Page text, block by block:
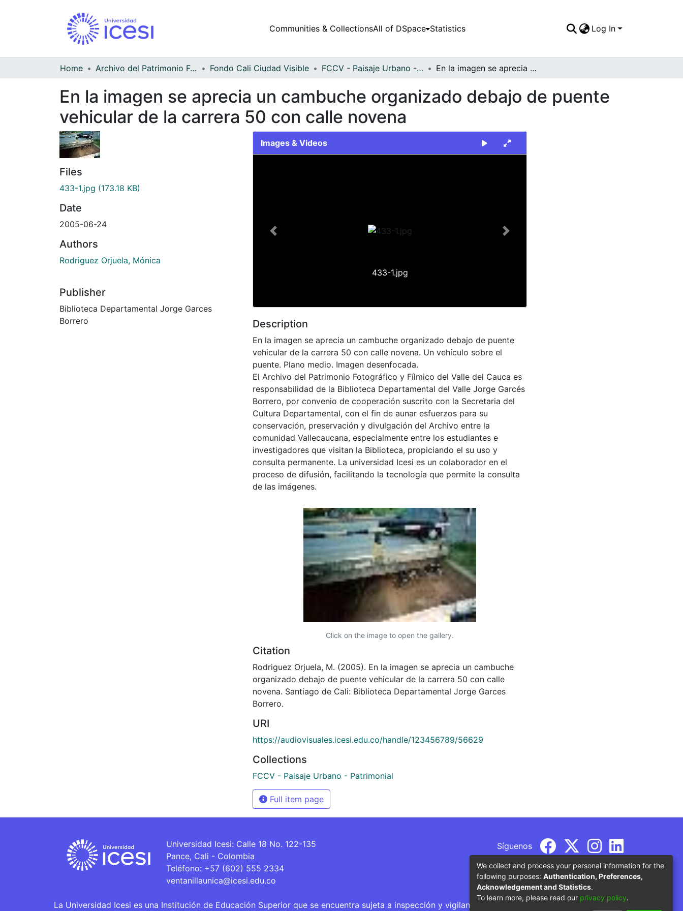
Communities & CollectionsAll of DSpace Statistics Log In
Home Archivo del Patrimonio Fotográfico y Fílmico del Valle del Cauca Fondo Cali Ciudad Visible FCCV - Paisaje Urbano - Patrimonial En la imagen se aprecia un cambuche organizado debajo de puente vehicular de la carrera 50 con calle novena
En la imagen se aprecia un cambuche organizado debajo de puente
vehicular de la carrera 50 con calle novena
Files
433-1.jpg (173.18 KB)
Date
2005-06-24
Authors
Rodriguez Orjuela, Mónica
Publisher
Biblioteca Departamental Jorge Garces
Borrero
Images & Videos
433-1.jpg
Previous Next
Description
En la imagen se aprecia un cambuche organizado debajo de puente
vehicular de la carrera 50 con calle novena. Un vehículo sobre el
puente. Plano medio. Imagen desenfocada.
El Archivo del Patrimonio Fotográfico y Fílmico del Valle del Cauca es
responsabilidad de la Biblioteca Departamental del Valle Jorge Garcés
Borrero, por convenio de cooperación suscrito con la Secretaria del
Cultura Departamental, con el fin de aunar esfuerzos para su
conservación, preservación y divulgación del Archivo entre la
comunidad Vallecaucana, especialmente entre los estudiantes e
investigadores que visitan la Biblioteca, propiciando el su uso y
consulta permanente. La universidad Icesi es un colaborador en el
proceso de difusión, facilitando la tecnología que permite la consulta
de las imágenes.
Click on the image to open the gallery.
Citation
Rodriguez Orjuela, M. (2005). En la imagen se aprecia un cambuche
organizado debajo de puente vehicular de la carrera 50 con calle
novena. Santiago de Cali: Biblioteca Departamental Jorge Garces
Borrero.
URI
https://audiovisuales.icesi.edu.co/handle/123456789/56629
Collections
FCCV - Paisaje Urbano - Patrimonial
Full item page
Universidad Icesi: Calle 18 No. 122-135
Pance, Cali - Colombia
Teléfono: +57 (602) 555 2334
ventanillaunica@icesi.edu.co
Síguenos
La Universidad Icesi es una Institución de Educación Superior que se encuentra sujeta a inspección y vigilancia por parte del Ministerio de Educación
We collect and process your personal information for the
following purposes: Authentication, Preferences,
Acknowledgement and Statistics.
To learn more, please read our privacy policy.